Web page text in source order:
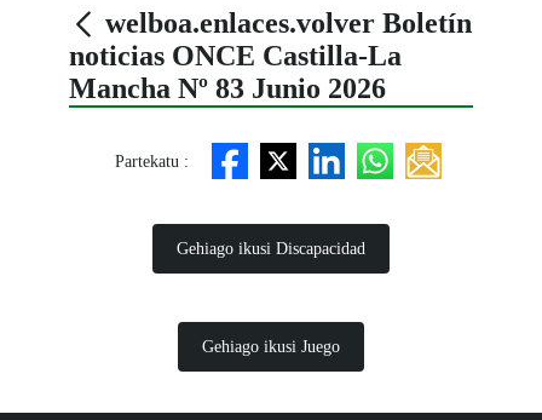
welboa.enlaces.volver Boletín
noticias ONCE Castilla-La
Mancha Nº 83 Junio 2026
Partekatu :
Gehiago ikusi Discapacidad
Gehiago ikusi Juego